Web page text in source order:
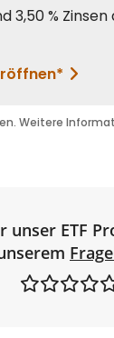
unser ETF